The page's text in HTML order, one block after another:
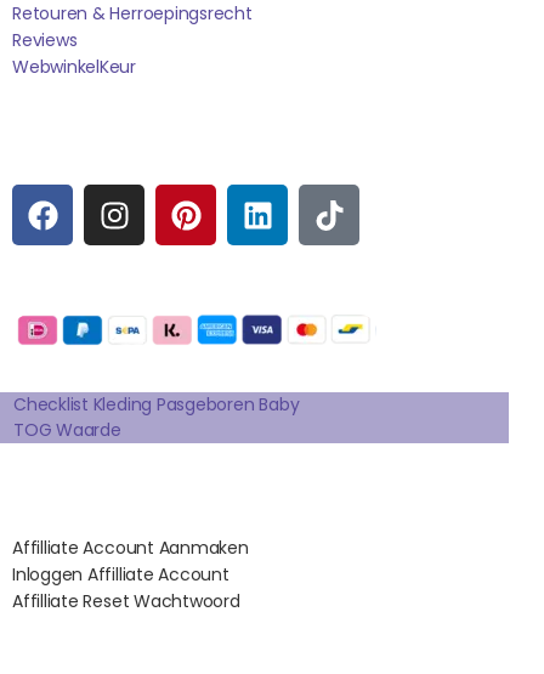
Retouren & Herroepingsrecht
Reviews
WebwinkelKEur
F
A
C
B
O
O
K
I
N
S
A
R
A
M
P
I
N
E
R
E
S
T
L
I
N
E
D
I
N
T
I
K
O
K
Checklist Kleding Pasgeboren Baby
TOG Waarde
Affilliate Account Aanmaken
Inloggen Affilliate Account
Affilliate Reset Wachtwoord